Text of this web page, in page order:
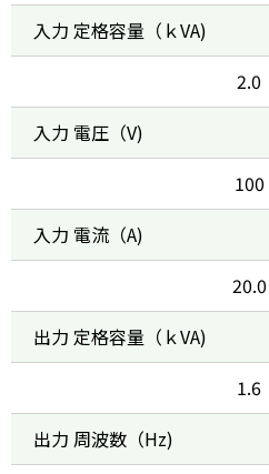
入力 定格容量（ｋVA)
2.0
入力 電圧（V)
100
入力 電流（A)
20.0
出力 定格容量（ｋVA)
1.6
出力 周波数（Hz)